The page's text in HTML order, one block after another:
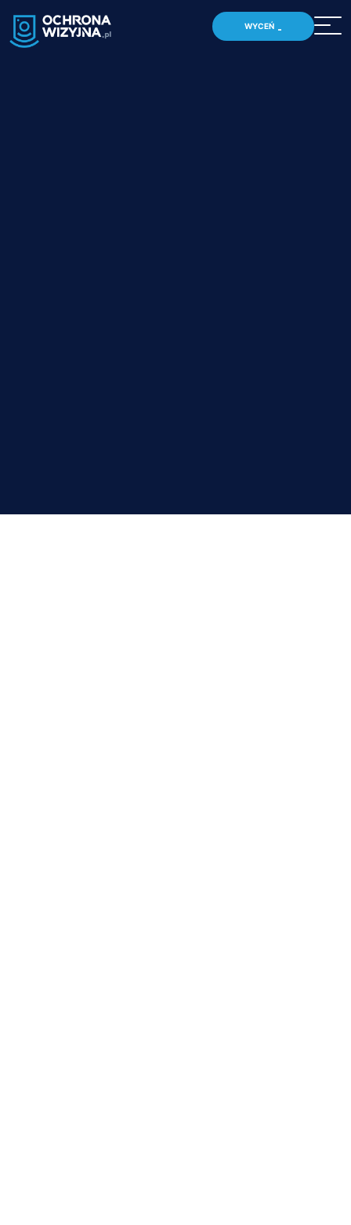
WYCEŃ